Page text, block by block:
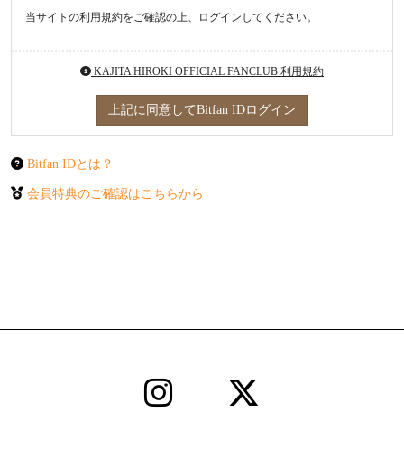
当サイトの利用規約をご確認の上、ログインしてください。
KAJITA HIROKI OFFICIAL FANCLUB 利用規約
上記に同意してBitfan IDログイン
Bitfan IDとは？
会員特典のご確認はこちらから